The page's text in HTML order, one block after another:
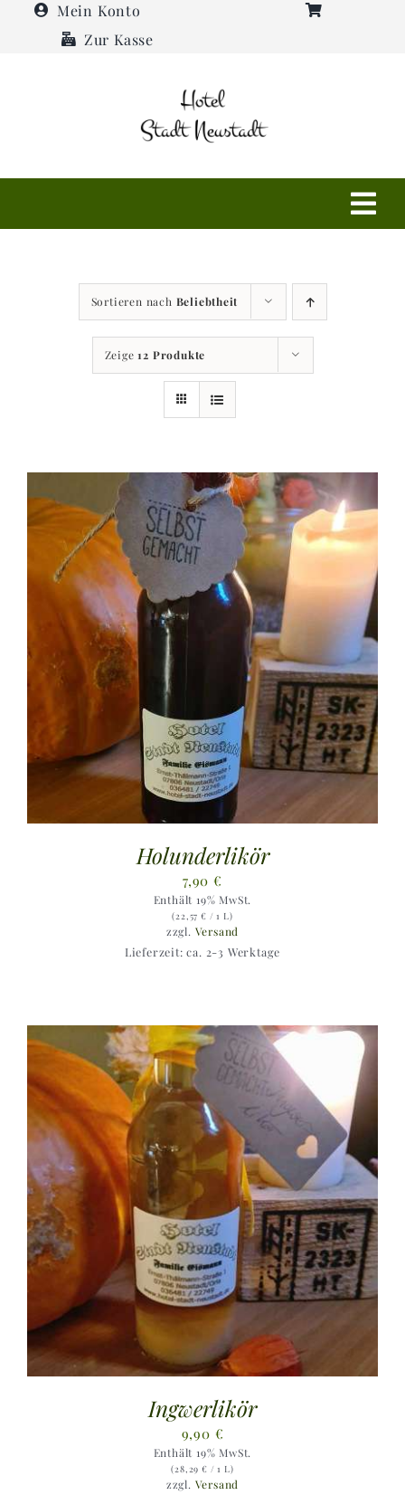
Mein Konto
Zur Kasse
Restaurant
Anfahrt + Kontakt
Sortieren nach Beliebtheit
Zeige12 Produkte
Holunderlikör
7,90€
Enthält 19% MwSt.
(22,57€ / 1 L)
zzgl. Versand
Lieferzeit: ca. 2-3 Werktage
Ingwerlikör
9,90 €
Enthält 19% MwSt.
(28,29€ / 1 L)
zzgl. Versand